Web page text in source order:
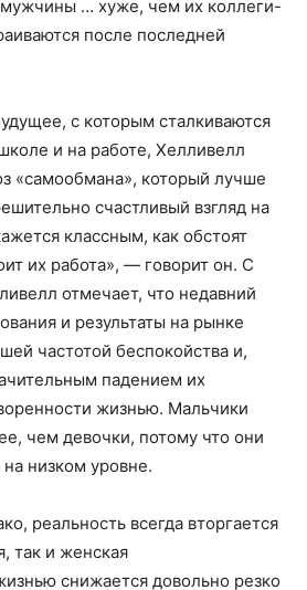
мужчины … хуже, чем их коллеги-
после последней
с которым сталкиваются
и на работе, Хелливелл
«самообмана», который лучше
счастливый взгляд на
классным, как обстоят
их работа», — говорит он. С
отмечает, что недавний
и результаты на рынке
частотой беспокойства и,
падением их
жизнью. Мальчики
чем девочки, потому что они
низком уровне.
реальность всегда вторгается
так и женская
снижается довольно резко